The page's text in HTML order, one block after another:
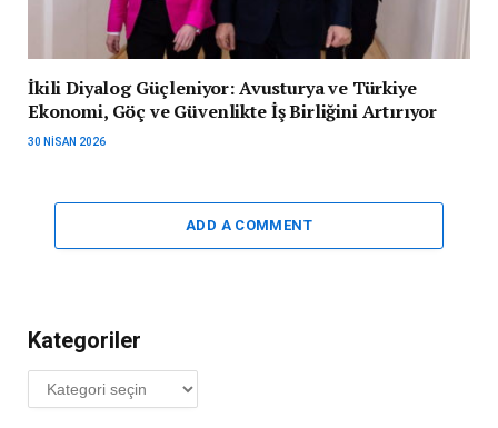
İkili Diyalog Güçleniyor: Avusturya ve Türkiye
Ekonomi, Göç ve Güvenlikte İş Birliğini Artırıyor
30 NISAN 2026
ADD A COMMENT
Kategoriler
Kategoriler